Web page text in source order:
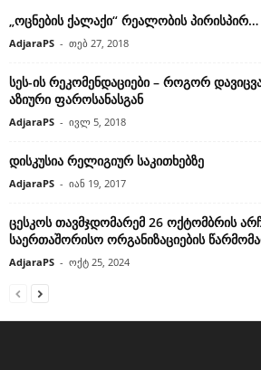
„ოცნების ქალაქი“ რეალობის პირისპირ…
AdjaraPS - თებ 27, 2018
სეს-ის რეკომენდაციები – როგორ
აზიური ფაროსანასგან
AdjaraPS - ივლ 5, 2018
დისკუსია რელიგიურ საკითხებზე
AdjaraPS - იან 19, 2017
ცესკოს თავმჯდომარემ 26 ოქტომბრის
საერთაშორისო ორგანიზაციების
AdjaraPS - ოქტ 25, 2024